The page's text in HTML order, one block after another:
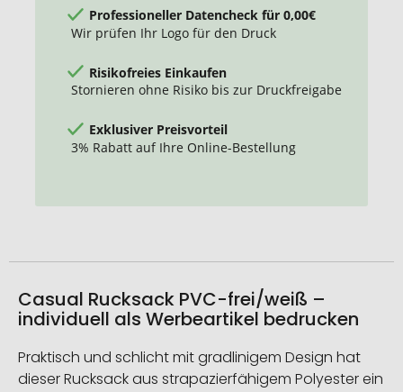
Professioneller Datencheck für 0,00€
Wir prüfen Ihr Logo für den Druck
Risikofreies Einkaufen
Stornieren ohne Risiko bis zur Druckfreigabe
Exklusiver Preisvorteil
3% Rabatt auf Ihre Online-Bestellung
Casual Rucksack PVC-frei/weiß –
individuell als Werbeartikel bedrucken
Praktisch und schlicht mit gradlinigem Design hat
dieser Rucksack aus strapazierfähigem Polyester ein